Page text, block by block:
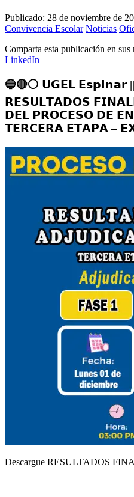
Publicado: 28 de noviembre de
Convivencia Escolar Noticias
Comparta esta publicación en sus
LinkedIn
🔵🔴⚪️ 𝗨𝗚𝗘𝗟
𝗥𝗘𝗦𝗨𝗟𝗧𝗔𝗗𝗢𝗦
𝗗𝗘𝗟 𝗣𝗥𝗢𝗖𝗘𝗦𝗢 𝗗𝗘
𝗧𝗘𝗥𝗖𝗘𝗥𝗔 𝗘𝗧𝗔𝗣𝗔 –
Descargue RESULTADOS